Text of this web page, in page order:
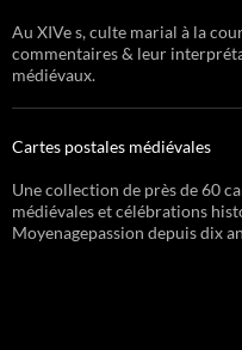
Au XIVe s, culte marial à la
commentaires & leur
médiévaux.
Cartes postales médiévales
Une collection de près de 60
médiévales et célébrations
Moyenagepassion depuis dix